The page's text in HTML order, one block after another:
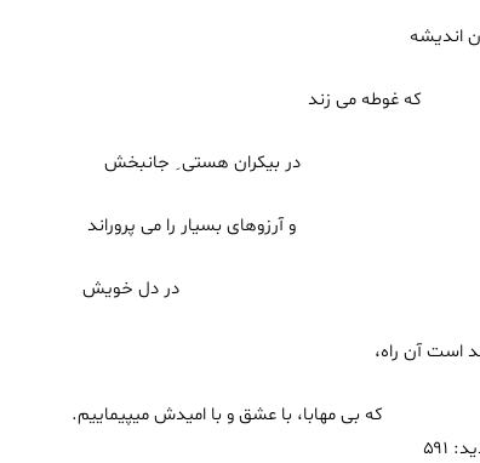
اندیشه
می زند
هستی ِ جانبخش
بسیار را می پروراند
دل خویش
است آن راه،
با عشق و با امیدش می‏پیماییم.
۵۹۱